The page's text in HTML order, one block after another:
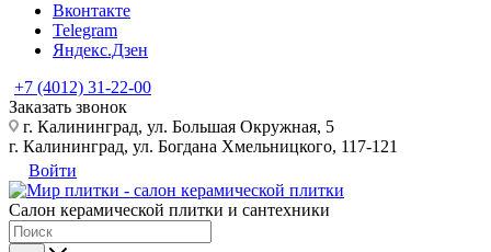
Вконтакте
Telegram
Яндекс.Дзен
+7 (4012) 31-22-00
Заказать звонок
г. Калининград, ул. Большая Окружная, 5
г. Калининград, ул. Богдана Хмельницкого, 117-121
Войти
Салон керамической плитки и сантехники